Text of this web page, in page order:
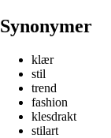
Synonymer
klær
stil
trend
fashion
klesdrakt
stilart